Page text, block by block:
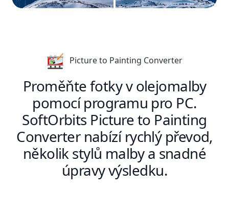
Picture to Painting Converter
Proměňte fotky v olejomalby
pomocí programu pro PC.
SoftOrbits Picture to Painting
Converter nabízí rychlý převod,
několik stylů malby a snadné
úpravy výsledku.